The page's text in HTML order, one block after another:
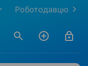
Роботодавцю